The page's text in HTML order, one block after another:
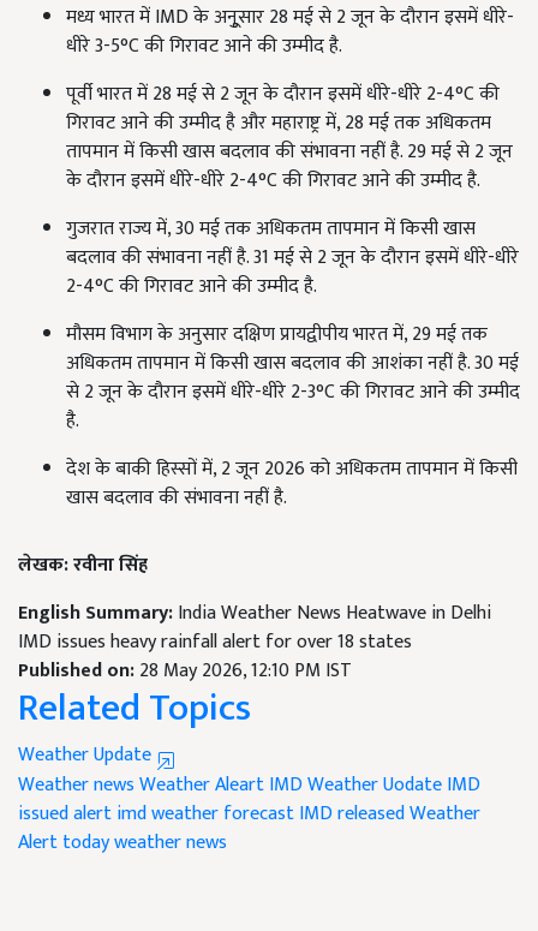
मध्य भारत में IMD के अनुूसार 28 मई से 2 जून के दौरान इसमें धीरे-
धीरे 3-5°C की गिरावट आने की उम्मीद है.
पूर्वी भारत में 28 मई से 2 जून के दौरान इसमें धीरे-धीरे 2-4°C की
गिरावट आने की उम्मीद है और महाराष्ट्र में, 28 मई तक अधिकतम
तापमान में किसी खास बदलाव की संभावना नहीं है. 29 मई से 2 जून
के दौरान इसमें धीरे-धीरे 2-4°C की गिरावट आने की उम्मीद है.
गुजरात राज्य में, 30 मई तक अधिकतम तापमान में किसी खास
बदलाव की संभावना नहीं है. 31 मई से 2 जून के दौरान इसमें धीरे-धीरे
2-4°C की गिरावट आने की उम्मीद है.
मौसम विभाग के अनुसार दक्षिण प्रायद्वीपीय भारत में, 29 मई तक
अधिकतम तापमान में किसी खास बदलाव की आशंका नहीं है. 30 मई
से 2 जून के दौरान इसमें धीरे-धीरे 2-3°C की गिरावट आने की उम्मीद
है.
देश के बाकी हिस्सों में, 2 जून 2026 को अधिकतम तापमान में किसी
खास बदलाव की संभावना नहीं है.
लेखक: रवीना सिंह
English Summary:India Weather News Heatwave in Delhi
IMD issues heavy rainfall alert for over 18 states
Published on:28 May 2026, 12:10 PM IST
Related Topics
Weather Update
Weather newsWeather AleartIMD Weather UodateIMD
issued alertimd weather forecastIMD released Weather
Alerttoday weather news